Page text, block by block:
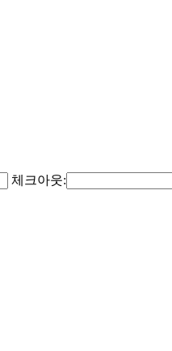
체크아웃: